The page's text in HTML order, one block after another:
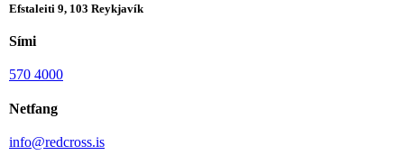
Efstaleiti 9, 103 Reykjavík
Sími
570 4000
Netfang
info@redcross.is